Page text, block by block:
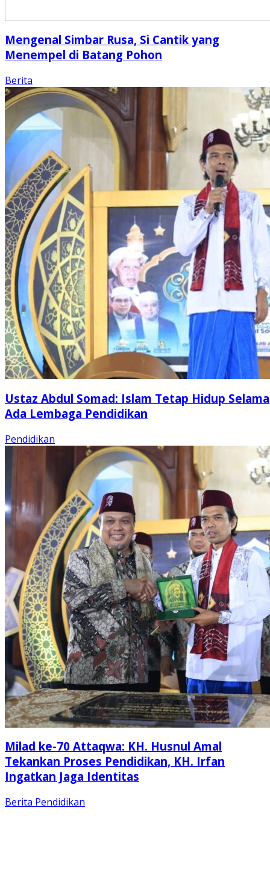
Mengenal Simbar Rusa, Si Cantik yang
Menempel di Batang Pohon
Berita
Ustaz Abdul Somad: Islam Tetap Hidup Selama
Ada Lembaga Pendidikan
Pendidikan
Milad ke-70 Attaqwa: KH. Husnul Amal
Tekankan Proses Pendidikan, KH. Irfan
Ingatkan Jaga Identitas
Berita Pendidikan